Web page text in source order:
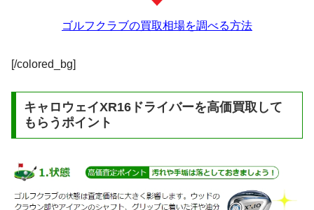
ゴルフクラブの買取相場を調べる方法
[/colored_bg]
キャロウェイXR16ドライバーを高価買取して
もらうポイント